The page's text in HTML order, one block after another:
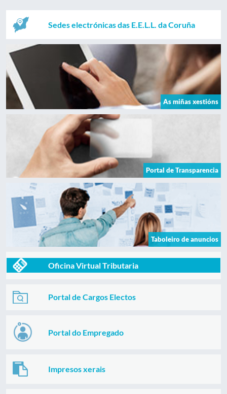
Sedes electrónicas das E.E.L.L. da Coruña
As miñas xestións
Portal de Transparencia
Taboleiro de anuncios
Oficina Virtual Tributaria
Portal de Cargos Electos
Portal do Empregado
Impresos xerais